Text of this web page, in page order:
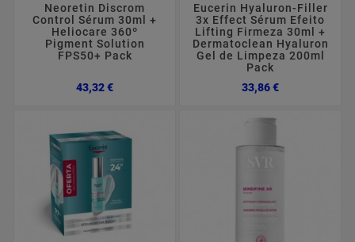
Neoretin Discrom
Control Sérum 30ml +
Heliocare 360º
Pigment Solution
FPS50+ Pack
43,32 €Preço
Eucerin Hyaluron-Filler
3x Effect Sérum Efeito
Lifting Firmeza 30ml +
Dermatoclean Hyaluron
Gel de Limpeza 200ml
Pack
33,86 €Preço